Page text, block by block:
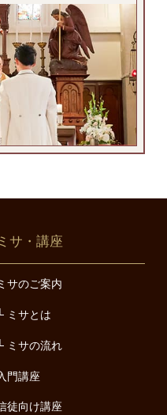
ミサ・講座
サのご案内
ミサとは
ミサの流れ
門講座
徒向け講座